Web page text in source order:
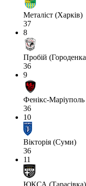
Металіст (Харків)
37
8
Пробій
36
9
Фенікс-
36
10
Вікторія (Суми)
36
11